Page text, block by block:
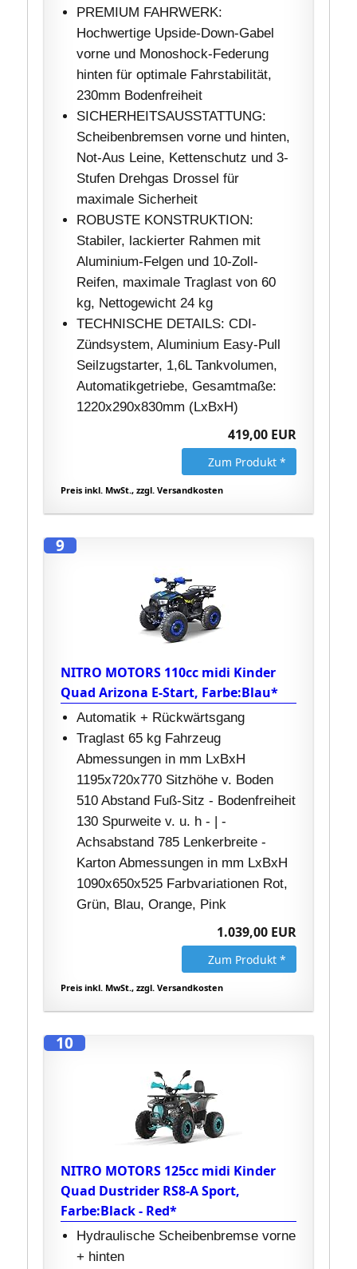
PREMIUM FAHRWERK:
Hochwertige Upside-Down-Gabel
vorne und Monoshock-Federung
hinten für optimale Fahrstabilität,
230mm Bodenfreiheit
SICHERHEITSAUSSTATTUNG:
Scheibenbremsen vorne und hinten,
Not-Aus Leine, Kettenschutz und 3-
Stufen Drehgas Drossel für
maximale Sicherheit
ROBUSTE KONSTRUKTION:
Stabiler, lackierter Rahmen mit
Aluminium-Felgen und 10-Zoll-
Reifen, maximale Traglast von 60
kg, Nettogewicht 24 kg
TECHNISCHE DETAILS: CDI-
Zündsystem, Aluminium Easy-Pull
Seilzugstarter, 1,6L Tankvolumen,
Automatikgetriebe, Gesamtmaße:
1220x290x830mm (LxBxH)
419,00 EUR
Zum Produkt *
Preis inkl. MwSt., zzgl. Versandkosten
9
NITRO MOTORS 110cc midi Kinder
Quad Arizona E-Start, Farbe:Blau*
Automatik + Rückwärtsgang
Traglast 65 kg Fahrzeug
Abmessungen in mm LxBxH
1195x720x770 Sitzhöhe v. Boden
510 Abstand Fuß-Sitz - Bodenfreiheit
130 Spurweite v. u. h - | -
Achsabstand 785 Lenkerbreite -
Karton Abmessungen in mm LxBxH
1090x650x525 Farbvariationen Rot,
Grün, Blau, Orange, Pink
1.039,00 EUR
Zum Produkt *
Preis inkl. MwSt., zzgl. Versandkosten
10
NITRO MOTORS 125cc midi Kinder
Quad Dustrider RS8-A Sport,
Farbe:Black - Red*
Hydraulische Scheibenbremse vorne
+ hinten